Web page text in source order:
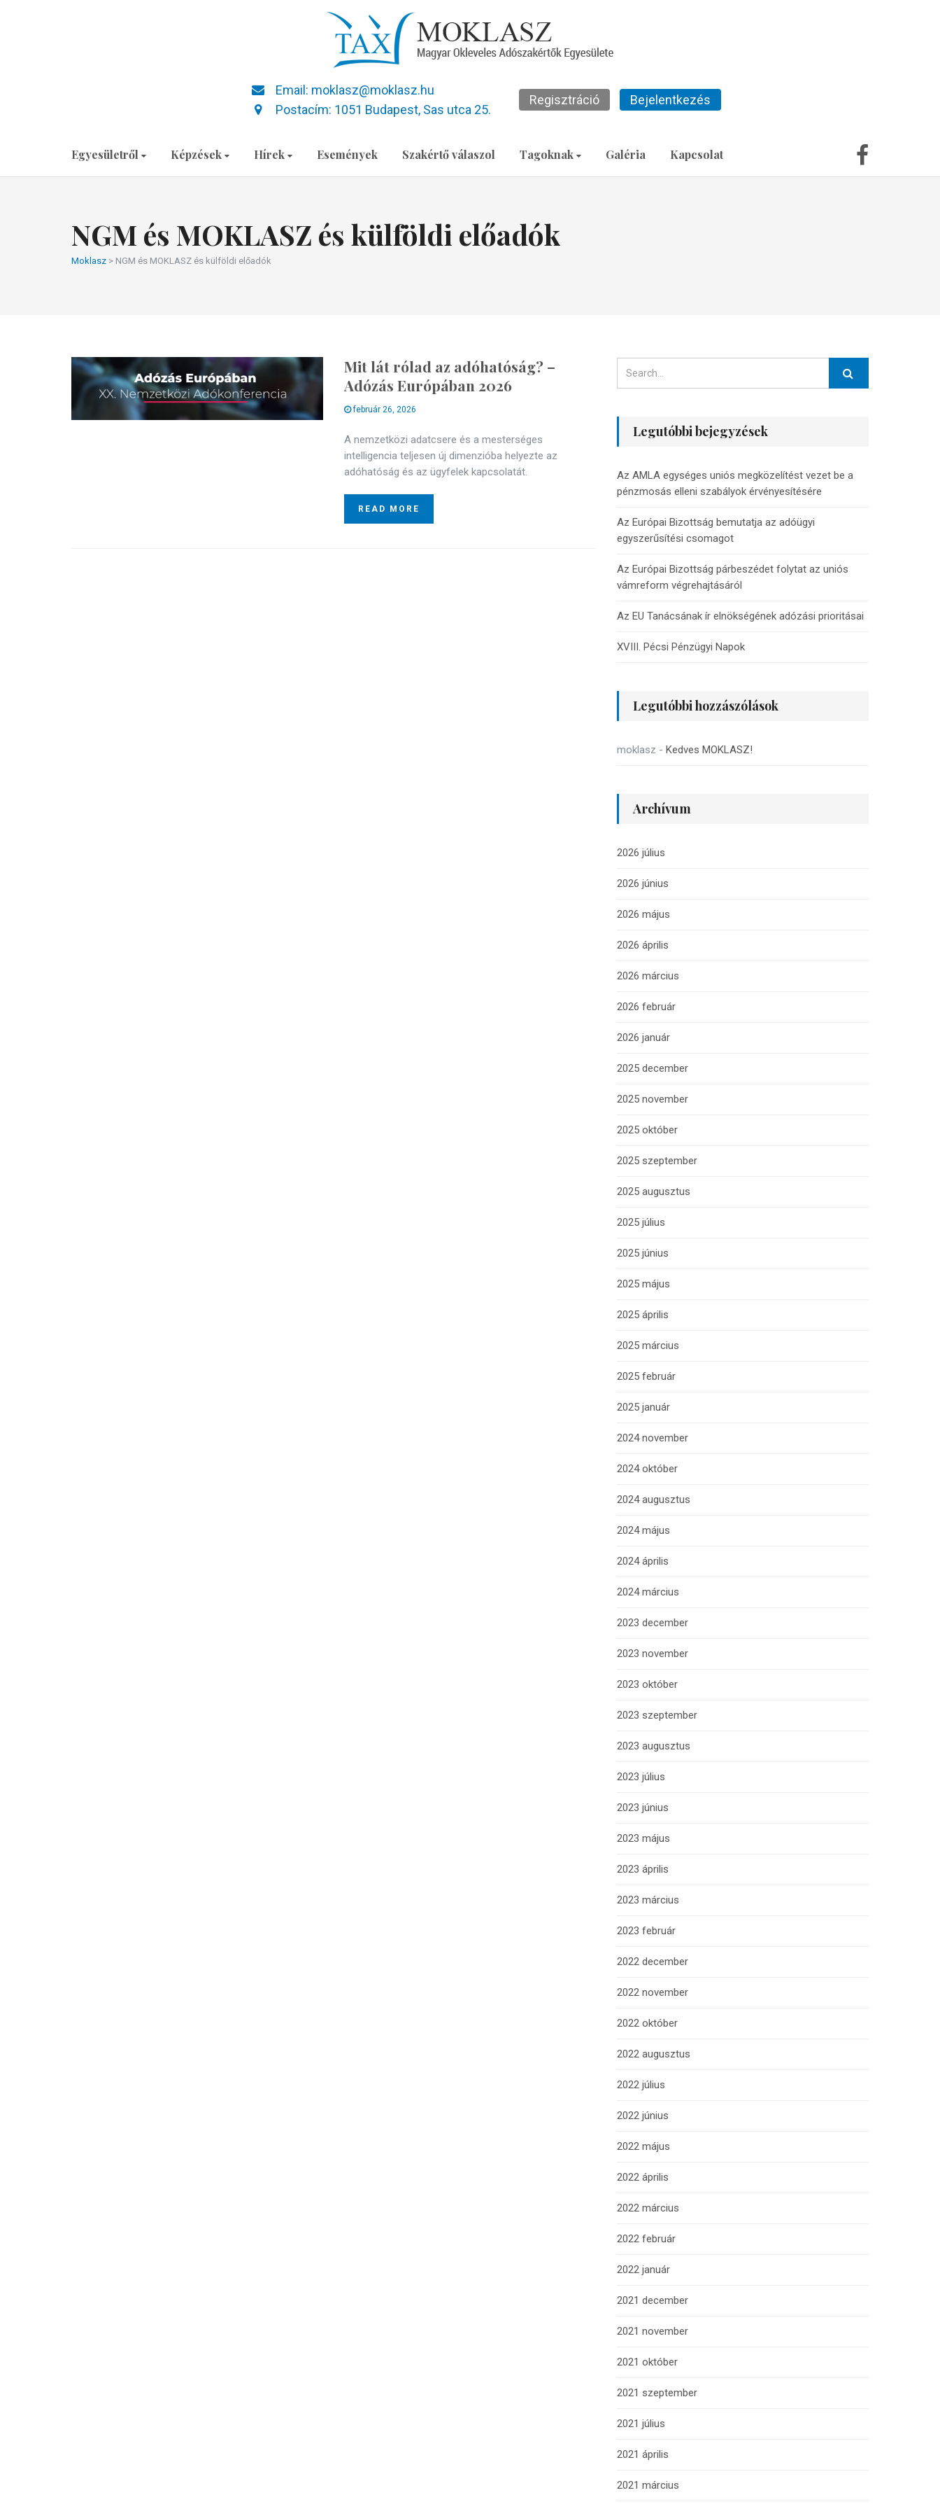
Email: moklasz@moklasz.hu
Postacím: 1051 Budapest, Sas utca 25.
Regisztráció Bejelentkezés
Egyesületről Képzések Hírek Események Szakértő válaszol Tagoknak Galéria Kapcsolat
NGM és MOKLASZ és külföldi előadók
Moklasz > NGM és MOKLASZ és külföldi előadók
Mit lát rólad az adóhatóság? –
Adózás Európában 2026
február 26, 2026
A nemzetközi adatcsere és a mesterséges
intelligencia teljesen új dimenzióba helyezte az
adóhatóság és az ügyfelek kapcsolatát.
READ MORE
Legutóbbi bejegyzések
Az AMLA egységes uniós megközelítést vezet be a
pénzmosás elleni szabályok érvényesítésére
Az Európai Bizottság bemutatja az adóügyi
egyszerűsítési csomagot
Az Európai Bizottság párbeszédet folytat az uniós
vámreform végrehajtásáról
Az EU Tanácsának ír elnökségének adózási prioritásai
XVIII. Pécsi Pénzügyi Napok
Legutóbbi hozzászólások
moklasz - Kedves MOKLASZ!
Archívum
2026 július
2026 június
2026 május
2026 április
2026 március
2026 február
2026 január
2025 december
2025 november
2025 október
2025 szeptember
2025 augusztus
2025 július
2025 június
2025 május
2025 április
2025 március
2025 február
2025 január
2024 november
2024 október
2024 augusztus
2024 május
2024 április
2024 március
2023 december
2023 november
2023 október
2023 szeptember
2023 augusztus
2023 július
2023 június
2023 május
2023 április
2023 március
2023 február
2022 december
2022 november
2022 október
2022 augusztus
2022 július
2022 június
2022 május
2022 április
2022 március
2022 február
2022 január
2021 december
2021 november
2021 október
2021 szeptember
2021 július
2021 április
2021 március